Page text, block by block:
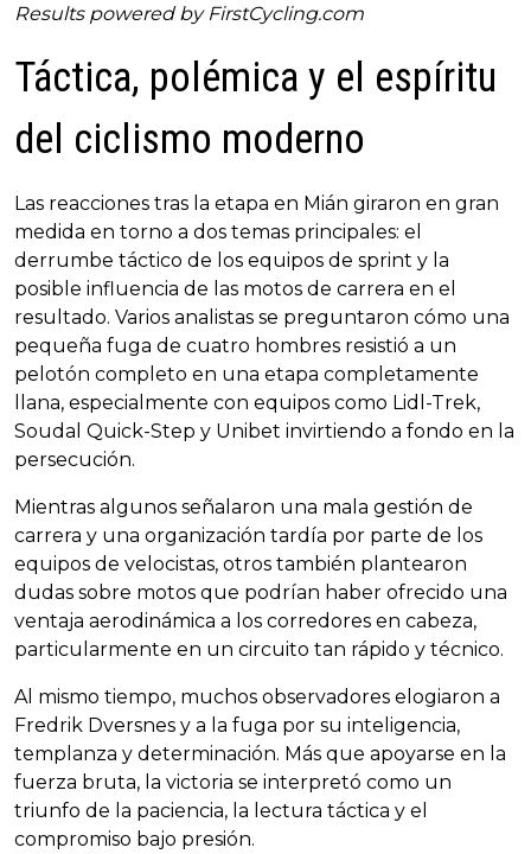
Results powered by FirstCycling.com
Táctica, polémica y el espíritu
del ciclismo moderno
Las reacciones tras la etapa en Mián giraron en gran
medida en torno a dos temas principales: el
derrumbe táctico de los equipos de sprint y la
posible influencia de las motos de carrera en el
resultado. Varios analistas se preguntaron cómo una
pequeña fuga de cuatro hombres resistió a un
pelotón completo en una etapa completamente
llana, especialmente con equipos como Lidl-Trek,
Soudal Quick-Step y Unibet invirtiendo a fondo en la
persecución.
Mientras algunos señalaron una mala gestión de
carrera y una organización tardía por parte de los
equipos de velocistas, otros también plantearon
dudas sobre motos que podrían haber ofrecido una
ventaja aerodinámica a los corredores en cabeza,
particularmente en un circuito tan rápido y técnico.
Al mismo tiempo, muchos observadores elogiaron a
Fredrik Dversnes y a la fuga por su inteligencia,
templanza y determinación. Más que apoyarse en la
fuerza bruta, la victoria se interpretó como un
triunfo de la paciencia, la lectura táctica y el
compromiso bajo presión.